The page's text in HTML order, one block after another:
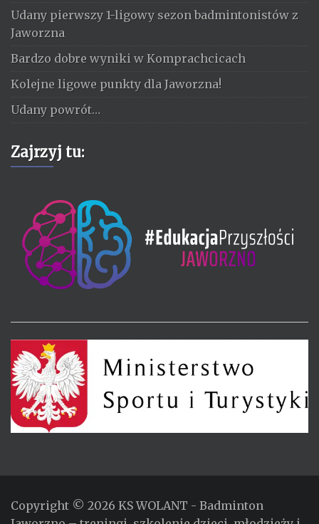
Udany pierwszy 1-ligowy sezon badmintonistów z
Jaworzna
Bardzo dobre wyniki w Komprachcicach
Kolejne ligowe punkty dla Jaworzna!
Udany powrót…
Zajrzyj tu:
Copyright © 2026 KS WOLANT - Badminton